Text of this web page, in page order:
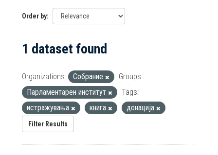
Order by
1 dataset found
Organizations: Собрание
Groups:
Парламентарен институт
Tags:
истражувања
книга донација
Filter Results